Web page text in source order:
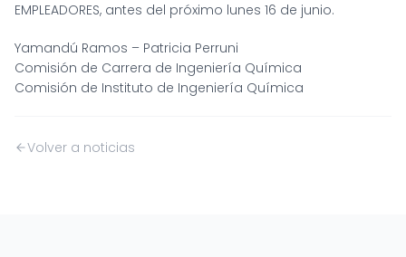
EMPLEADORES, antes del próximo lunes 16 de junio.
Yamandú Ramos – Patricia Perruni
Comisión de Carrera de Ingeniería Química
Comisión de Instituto de Ingeniería Química
Volver a noticias